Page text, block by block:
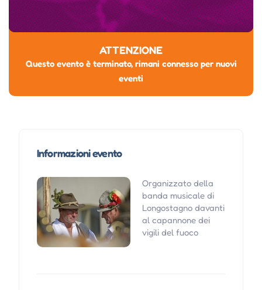
ATTENZIONE
Questo evento è terminato, rimani connesso per nuovi
eventi
Informazioni evento
Organizzato della
banda musicale di
Longostagno davanti
al capannone dei
vigili del fuoco